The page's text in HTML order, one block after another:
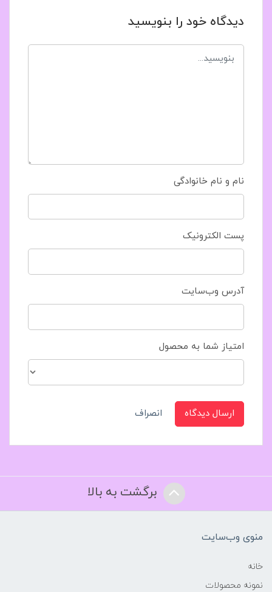
دیدگاه خود را بنویسید
نام و نام خانوادگی
پست الکترونیک
آدرس وب‌سایت
امتیاز شما به محصول
ارسال دیدگاه انصراف
برگشت به بالا
منوی وب‌سایت
خانه
نمونه محصولات